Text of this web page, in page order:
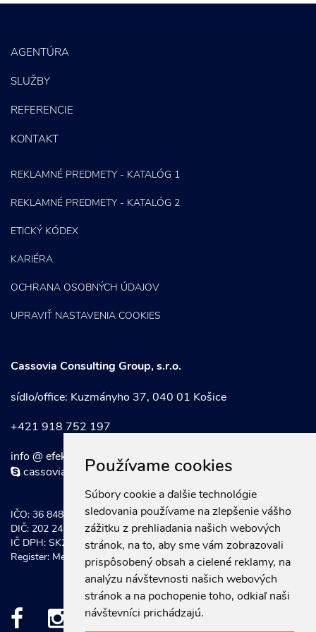
Používame cookies
Súbory cookie a ďalšie technológie
sledovania používame na zlepšenie vášho
zážitku z prehliadania našich webových
stránok, na to, aby sme vám zobrazovali
prispôsobený obsah a cielené reklamy, na
analýzu návštevnosti našich webových
stránok a na pochopenie toho, odkiaľ naši
návštevníci prichádzajú.
PPC kampane
E-mail marketing
Content Marketing
AGENTÚRA
SLUŽBY
REFERENCIE
KONTAKT
REKLAMNÉ PREDMETY - KATALÓG 1
REKLAMNÉ PREDMETY - KATALÓG 2
ETICKÝ KÓDEX
KARIÉRA
OCHRANA OSOBNÝCH ÚDAJOV
UPRAVIŤ NASTAVENIA COOKIES
Cassovia Consulting Group, s.r.o.
sídlo/office: Kuzmányho 37, 040 01 Košice
+421 918 752 197
info @ efektivnymarketing . sk
cassoviaconsultinggroup
IČO: 36 848 921
DIČ: 202 247 0934
IČ DPH: SK202 247 0934
Register: Mestský súd Košice, Odd. Sro vložka č.: 20581/V